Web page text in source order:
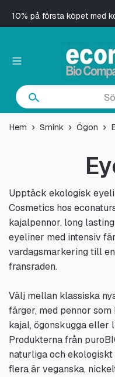
10% på första köpet med
Hem Smink Ögon
Upptäck ekologisk
Cosmetics hos
kajalpennor, long
eyeliner med intensiv
vardagsmarkering till
fransraden.
Välj mellan klassiska
färger, med pennor som
kajal, ögonskugga eller
Produkterna från
naturliga och
flera är veganska,